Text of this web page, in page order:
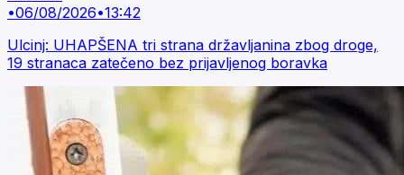
•06/08/2026•13:42
Ulcinj: UHAPŠENA tri strana državljanina zbog droge,
19 stranaca zatečeno bez prijavljenog boravka